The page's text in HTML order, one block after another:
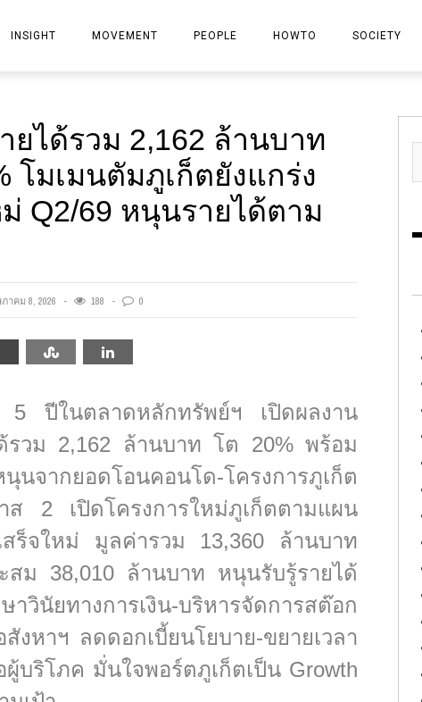
INSIGHT MOVEMENT
BANK
INSURANCE
FINANCIAL-STOCK
IT
GENERAL
PEOPLE HOWTO SOCIETY
ยได้รวม 2,162 ล้านบาท
โมเมนตัมภูเก็ตยังแกร่ง
Q2/69 หนุนรายได้ตาม
าคม 8, 2026 188 0
5 ปีในตลาดหลักทรัพย์ฯ เปิดผลงาน
รวม 2,162 ล้านบาท โต 20% พร้อม
นจากยอดโอนคอนโด-โครงการภูเก็ต
ส 2 เปิดโครงการใหม่ภูเก็ตตามแผน
สร็จใหม่ มูลค่ารวม 13,360 ล้านบาท
สม 38,010 ล้านบาท หนุนรับรู้รายได้
นัยทางการเงิน-บริหารจัดการสต๊อก
งหาฯ ลดดอกเบี้ยนโยบาย-ขยายเวลา
บริโภค มั่นใจพอร์ตภูเก็ตเป็น Growth